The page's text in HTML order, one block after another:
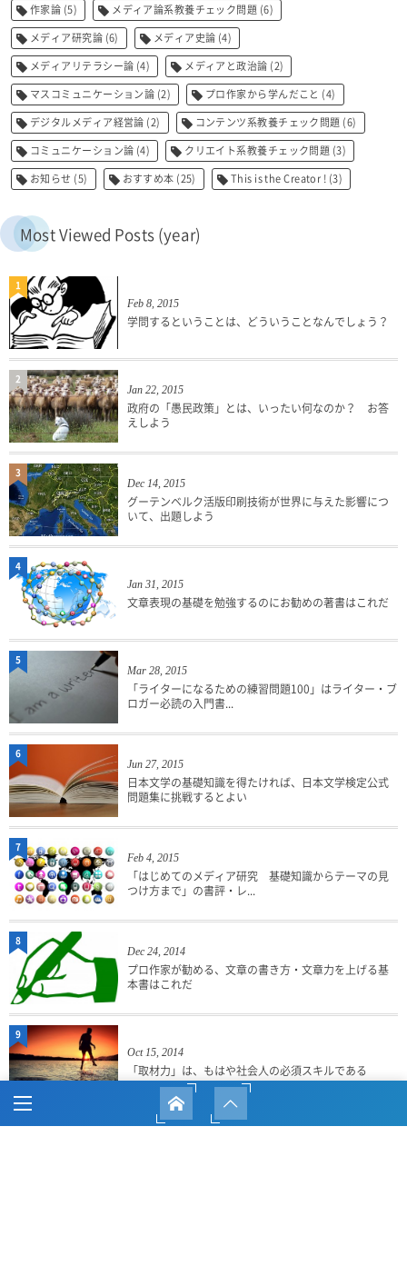
作家論 (5) メディア論系教養チェック問題 (6)
メディア研究論 (6) メディア史論 (4)
メディアリテラシー論 (4) メディアと政治論 (2)
マスコミュニケーション論 (2) プロ作家から学んだこと (4)
デジタルメディア経営論 (2) コンテンツ系教養チェック問題 (6)
コミュニケーション論 (4) クリエイト系教養チェック問題 (3)
お知らせ (5) おすすめ本 (25) This is the Creator ! (3)
Most Viewed Posts (year)
Feb 8, 2015
学問するということは、どういうことなんでしょう？
1
Jan 22, 2015
政府の「愚民政策」とは、いったい何なのか？ お答
えしよう
2
Dec 14, 2015
グーテンベルク活版印刷技術が世界に与えた影響につ
いて、出題しよう
3
Jan 31, 2015
文章表現の基礎を勉強するのにお勧めの著書はこれだ
4
Mar 28, 2015
「ライターになるための練習問題100」はライター・ブ
ロガー必読の入門書...
5
Jun 27, 2015
日本文学の基礎知識を得たければ、日本文学検定公式
問題集に挑戦するとよい
6
Feb 4, 2015
「はじめてのメディア研究 基礎知識からテーマの見
つけ方まで」の書評・レ...
7
Dec 24, 2014
プロ作家が勧める、文章の書き方・文章力を上げる基
本書はこれだ
8
Oct 15, 2014
「取材力」は、もはや社会人の必須スキルである
9